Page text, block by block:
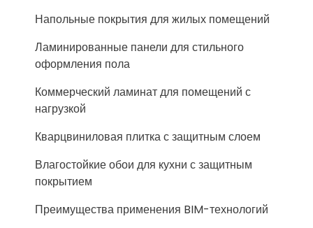
Напольные покрытия для жилых помещений
Ламинированные панели для стильного
оформления пола
Коммерческий ламинат для помещений с
нагрузкой
Кварцвиниловая плитка с защитным слоем
Влагостойкие обои для кухни с защитным
покрытием
Преимущества применения BIM-технологий